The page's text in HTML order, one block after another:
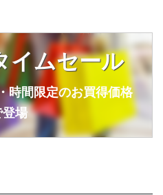
イムセール
時間限定のお買得価格
登場